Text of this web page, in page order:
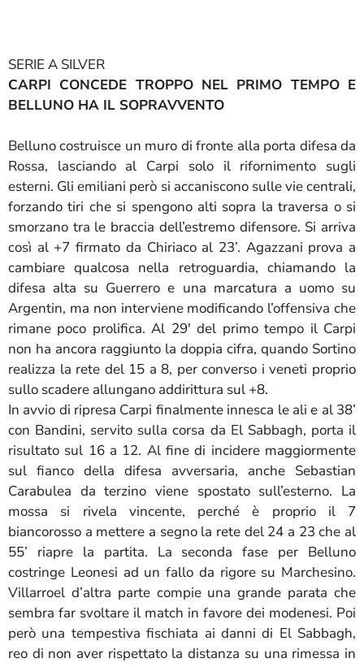
SERIE A SILVER
CARPI CONCEDE TROPPO NEL PRIMO TEMPO E
BELLUNO HA IL SOPRAVVENTO
Belluno costruisce un muro di fronte alla porta difesa da
Rossa, lasciando al Carpi solo il rifornimento sugli
esterni. Gli emiliani però si accaniscono sulle vie centrali,
forzando tiri che si spengono alti sopra la traversa o si
smorzano tra le braccia dell’estremo difensore. Si arriva
così al +7 firmato da Chiriaco al 23’. Agazzani prova a
cambiare qualcosa nella retroguardia, chiamando la
difesa alta su Guerrero e una marcatura a uomo su
Argentin, ma non interviene modificando l’offensiva che
rimane poco prolifica. Al 29′ del primo tempo il Carpi
non ha ancora raggiunto la doppia cifra, quando Sortino
realizza la rete del 15 a 8, per converso i veneti proprio
sullo scadere allungano addirittura sul +8.
In avvio di ripresa Carpi finalmente innesca le ali e al 38’
con Bandini, servito sulla corsa da El Sabbagh, porta il
risultato sul 16 a 12. Al fine di incidere maggiormente
sul fianco della difesa avversaria, anche Sebastian
Carabulea da terzino viene spostato sull’esterno. La
mossa si rivela vincente, perché è proprio il 7
biancorosso a mettere a segno la rete del 24 a 23 che al
55’ riapre la partita. La seconda fase per Belluno
costringe Leonesi ad un fallo da rigore su Marchesino.
Villarroel d’altra parte compie una grande parata che
sembra far svoltare il match in favore dei modenesi. Poi
però una tempestiva fischiata ai danni di El Sabbagh,
reo di non aver rispettato la distanza su una rimessa in